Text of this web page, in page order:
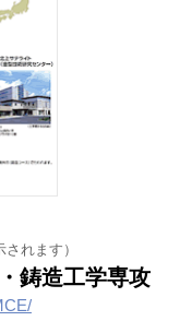
れます）
鋳造工学専攻